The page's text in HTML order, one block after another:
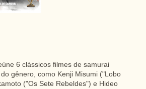
6 clássicos filmes de samurai
gênero, como Kenji Misumi ("Lobo
("Os Sete Rebeldes") e Hideo